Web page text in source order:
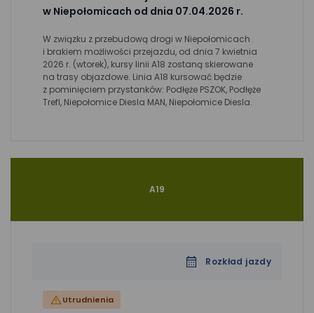
w Niepołomicach od dnia 07.04.2026 r.
W związku z przebudową drogi w Niepołomicach
i brakiem możliwości przejazdu, od dnia 7 kwietnia
2026 r. (wtorek), kursy linii A18 zostaną skierowane
na trasy objazdowe. Linia A18 kursować będzie
z pominięciem przystanków: Podłęże PSZOK, Podłęże
Trefl, Niepołomice Diesla MAN, Niepołomice Diesla.
A19
Rozkład jazdy
Utrudnienia